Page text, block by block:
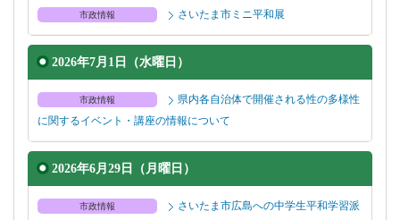
市政情報 さいたま市ミニ平和展
2026年7月1日（水曜日）
市政情報
県内各自治体で開催される性の多様性
に関するイベント・講座の情報について
2026年6月29日（月曜日）
市政情報
さいたま市広島への中学生平和学習派